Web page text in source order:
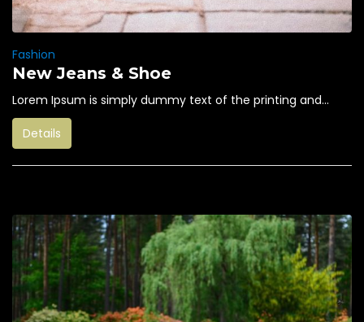
Fashion
New Jeans & Shoe
Lorem Ipsum is simply dummy text of the printing and...
Details